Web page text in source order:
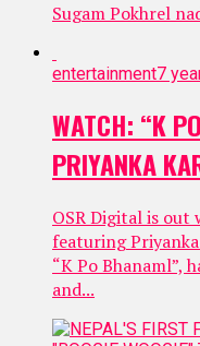
Sugam Pokhrel
entertainment7
WATCH: “K
PRIYANKA
OSR Digital is
featuring
“K Po Bhanaml”,
and...